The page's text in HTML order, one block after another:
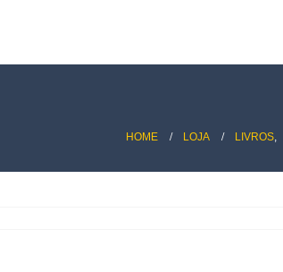
HOME LOJA LIVROS,